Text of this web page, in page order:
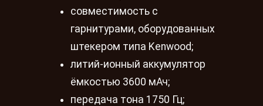
совместимость с
гарнитурами, оборудованных
штекером типа Kenwood;
литий-ионный аккумулятор
ёмкостью 3600 мАч;
передача тона 1750 Гц;